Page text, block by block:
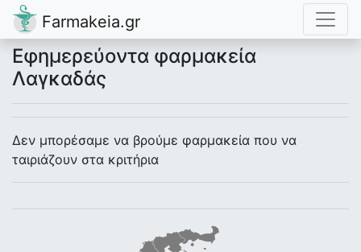
Farmakeia.gr
Εφημερεύοντα φαρμακεία
Λαγκαδάς
Δεν μπορέσαμε να βρούμε φαρμακεία που να
ταιριάζουν στα κριτήρια